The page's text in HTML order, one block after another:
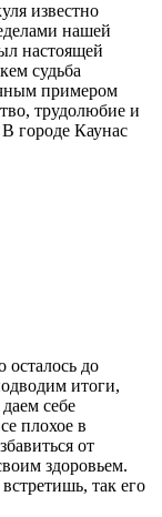
известно
нашей
настоящей
судьба
примером
трудолюбие и
городе Каунас
осталось до
итоги,
себе
плохое в
от
здоровьем.
так его